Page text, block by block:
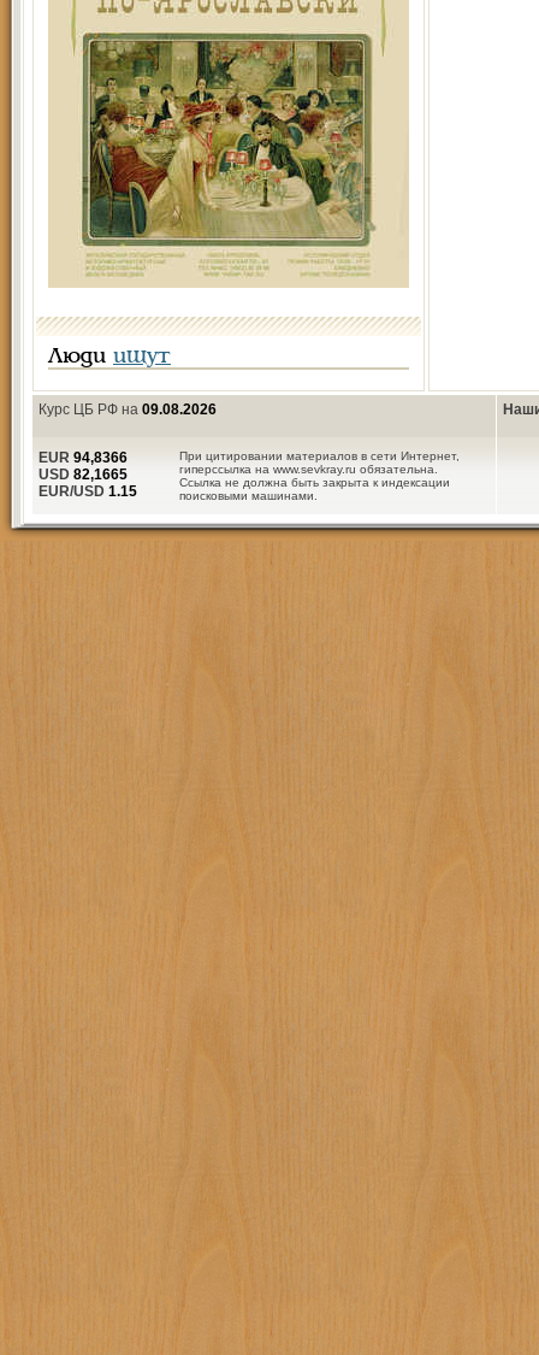
Люди ищут
Курс ЦБ РФ на 09.08.2026
При цитировании материалов в сети Интернет,
гиперссылка на www.sevkray.ru обязательна.
Ссылка не должна быть закрыта к индексации
поисковыми машинами.
EUR 94,8366
USD 82,1665
EUR/USD 1.15